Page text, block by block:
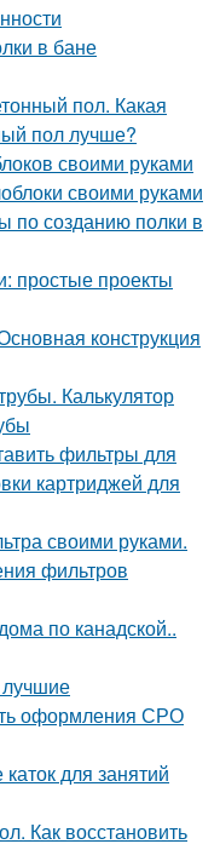
в бане
пол. Какая
пол лучше?
своими руками
своими руками
по созданию полки в
простые проекты
конструкция
Калькулятор
фильтры для
картриджей для
своими руками.
фильтров
по канадской..
оформления СРО
для занятий
Как восстановить